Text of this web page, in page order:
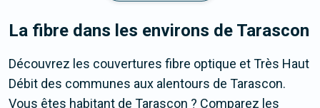
La fibre dans les environs de Tarascon
Découvrez les couvertures fibre optique et Très Haut
Débit des communes aux alentours de Tarascon.
Vous êtes habitant de Tarascon ? Comparez les